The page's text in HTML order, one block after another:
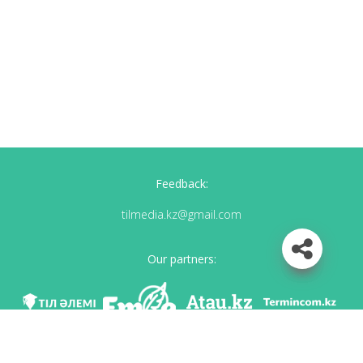
Feedback:
tilmedia.kz@gmail.com
Our partners: